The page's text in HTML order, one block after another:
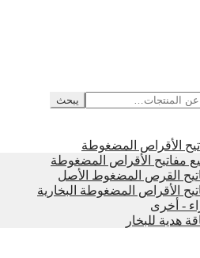
يبحث
الأقراص المضغوطة
مفاتيح الأقراص المضغوطة
القرص المضغوط الأصل
الأقراص المضغوطة البخارية
- أخرى
هدية للبخار